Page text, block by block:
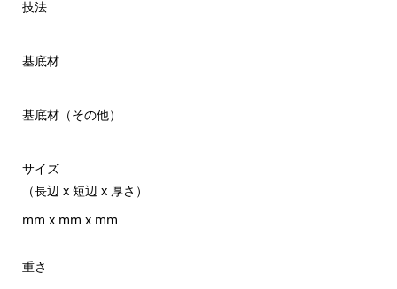
技法
基底材
基底材（その他）
サイズ
（長辺 x 短辺 x 厚さ）
mm x mm x mm
重さ